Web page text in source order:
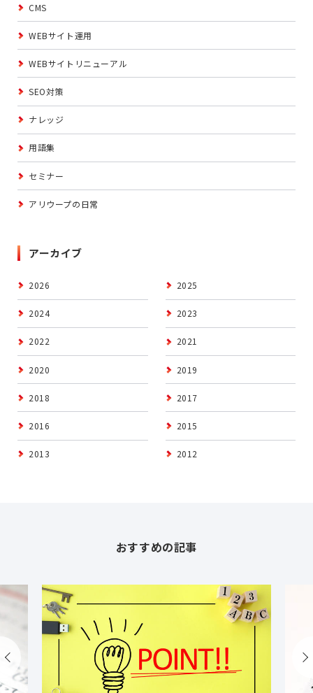
CMS
WEBサイト運用
WEBサイトリニューアル
SEO対策
ナレッジ
用語集
セミナー
アリウープの日常
アーカイブ
2026 2025
2024 2023
2022 2021
2020 2019
2018 2017
2016 2015
2013 2012
おすすめの記事